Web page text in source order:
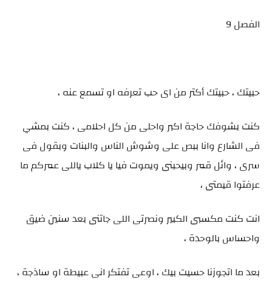
الفصل 9
حبيتك ، حبيتك أكتر من اى حب تعرفه او تسمع عنه ،
كنت بشوفك حاجة اكبر واحلى من كل احلامى ، كنت بمشي
فى الشارع وانا ببص على وشوش الناس والبنات وبقول فى
سرى ، وائل قمر وبيحبنى ويموت فيا يا كلاب ياللى عمركم ما
عرفتوا قيمتى ،
انت كنت مكسبى الكبير ونصرتى اللى جاتنى بعد سنين ضيق
واحساس بالوحدة ،
بعد ما اتجوزنا حسيت بيك ، اوعى تفتكر انى عبيطة او ساذجة ،